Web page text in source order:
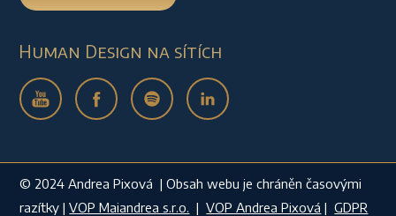
Human Design na sítích
© 2024 Andrea Pixová | Obsah webu je chráněn časovými
razítky |VOP Maiandrea s.r.o. |VOP Andrea Pixová |GDPR